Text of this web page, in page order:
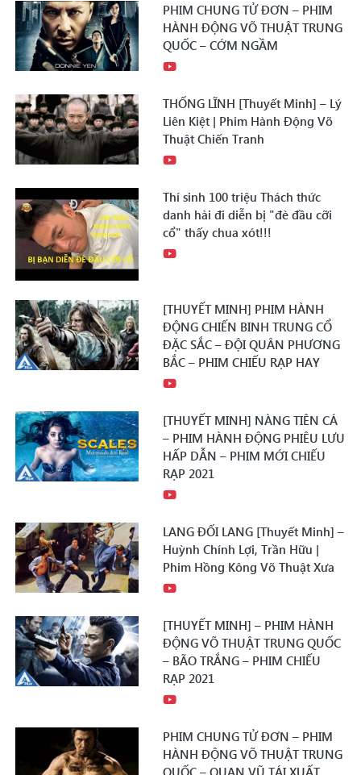
PHIM CHUNG TỬ ĐƠN – PHIM
HÀNH ĐỘNG VÕ THUẬT TRUNG
QUỐC – CỚM NGẦM
THỐNG LĨNH [Thuyết Minh] – Lý
Liên Kiệt | Phim Hành Động Võ
Thuật Chiến Tranh
Thí sinh 100 triệu Thách thức
danh hài đi diễn bị "đè đầu cỡi
cổ" thấy chua xót!!!
[THUYẾT MINH] PHIM HÀNH
ĐỘNG CHIẾN BINH TRUNG CỔ
ĐẶC SẮC – ĐỘI QUÂN PHƯƠNG
BẮC – PHIM CHIẾU RẠP HAY
[THUYẾT MINH] NÀNG TIÊN CÁ
– PHIM HÀNH ĐỘNG PHIÊU LƯU
HẤP DẪN – PHIM MỚI CHIẾU
RẠP 2021
LANG ĐỐI LANG [Thuyết Minh] –
Huỳnh Chính Lợi, Trần Hữu |
Phim Hồng Kông Võ Thuật Xưa
[THUYẾT MINH] – PHIM HÀNH
ĐỘNG VÕ THUẬT TRUNG QUỐC
– BÃO TRẮNG – PHIM CHIẾU
RẠP 2021
PHIM CHUNG TỬ ĐƠN – PHIM
HÀNH ĐỘNG VÕ THUẬT TRUNG